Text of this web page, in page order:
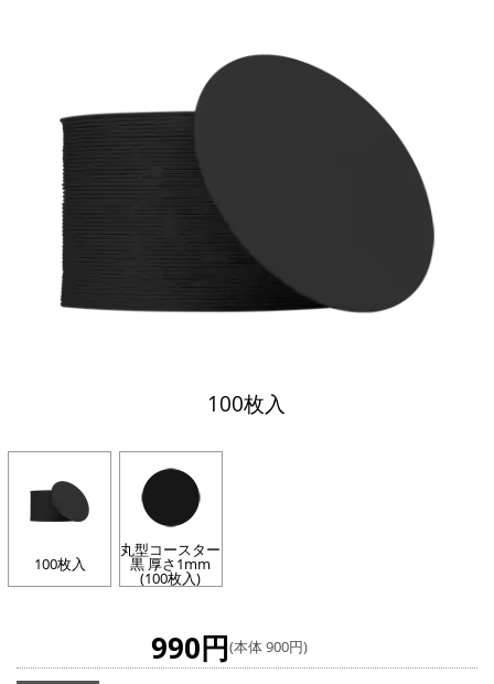
100枚入
100枚入
丸型コースター
黒 厚さ1mm
(100枚入)
990円(本体 900円)